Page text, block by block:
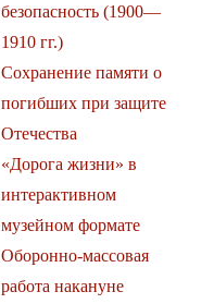
безопасность (1900—
1910 гг.)
Сохранение памяти о
погибших при защите
Отечества
«Дорога жизни» в
интерактивном
музейном формате
Оборонно-массовая
работа накануне